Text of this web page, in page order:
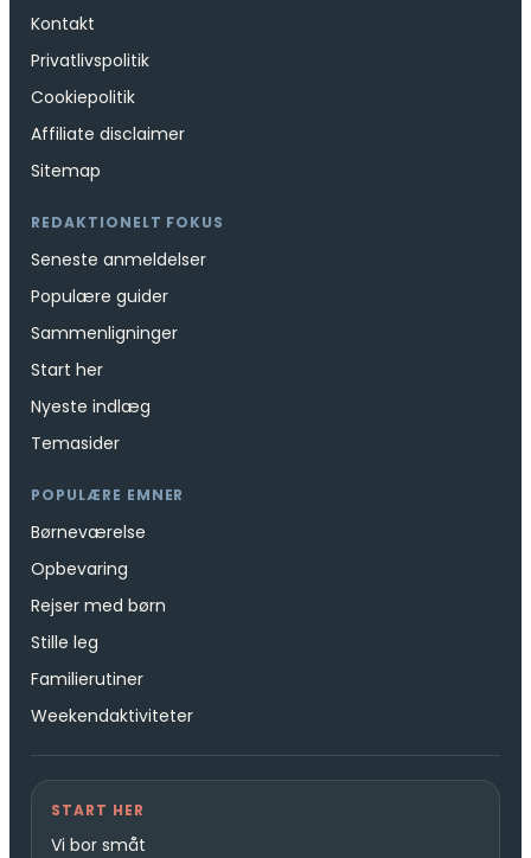
Kontakt
Privatlivspolitik
Cookiepolitik
Affiliate disclaimer
Sitemap
REDAKTIONELT FOKUS
Seneste anmeldelser
Populære guider
Sammenligninger
Start her
Nyeste indlæg
Temasider
POPULÆRE EMNER
Børneværelse
Opbevaring
Rejser med børn
Stille leg
Familierutiner
Weekendaktiviteter
START HER
Vi bor småt